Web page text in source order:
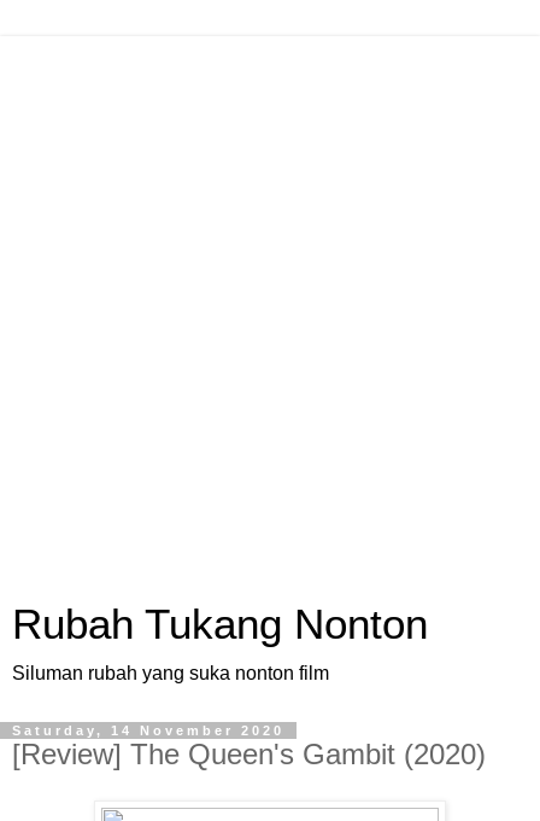
Rubah Tukang Nonton
Siluman rubah yang suka nonton film
Saturday, 14 November 2020
[Review] The Queen's Gambit (2020)